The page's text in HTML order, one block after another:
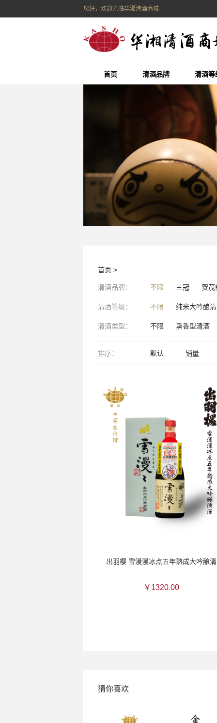
您好，欢迎光临华湘清酒商城
首页 清酒品牌 清酒等
首页 >
清酒品牌： 不限 三冠 贺茂
清酒等级： 不限 纯米大吟酿
清酒类型： 不限 熏香型清酒
排序： 默认 销量
出羽樱 雪漫漫冰点五年熟成大吟酿清
￥1320.00
猜你喜欢